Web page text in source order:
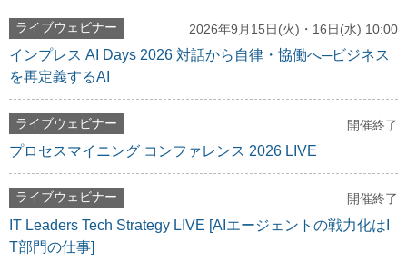
ライブウェビナー 2026年9月15日(火)・16日(水) 10:00
インプレス AI Days 2026 対話から自律・協働へ─ビジネス
を再定義するAI
ライブウェビナー 開催終了
プロセスマイニング コンファレンス 2026 LIVE
ライブウェビナー 開催終了
IT Leaders Tech Strategy LIVE [AIエージェントの戦力化はI
T部門の仕事]